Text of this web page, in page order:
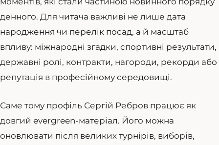
денного. Для читача важливі не лише дата
народження чи перелік посад, а й масштаб
впливу: міжнародні згадки, спортивні результати,
державні ролі, контракти, нагороди, рекорди або
репутація в професійному середовищі.
Саме тому профіль Сергій Ребров працює як
довгий evergreen-матеріал. Його можна
оновлювати після великих турнірів, виборів,